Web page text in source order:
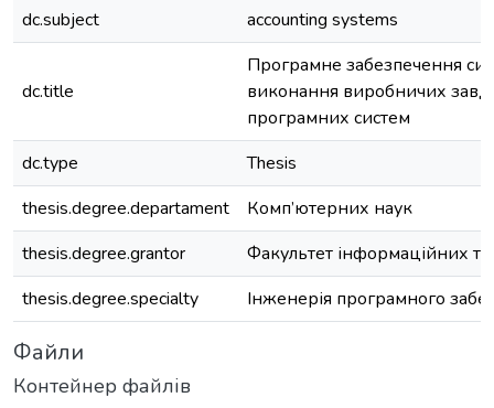
dc.subject
accounting systems
dc.title
Програмне забезпечення
виконання виробничих
програмних систем
dc.type
Thesis
thesis.degree.departament
Комп’ютерних наук
thesis.degree.grantor
Факультет інформаційних
thesis.degree.specialty
Інженерія програмного
Файли
Контейнер файлів